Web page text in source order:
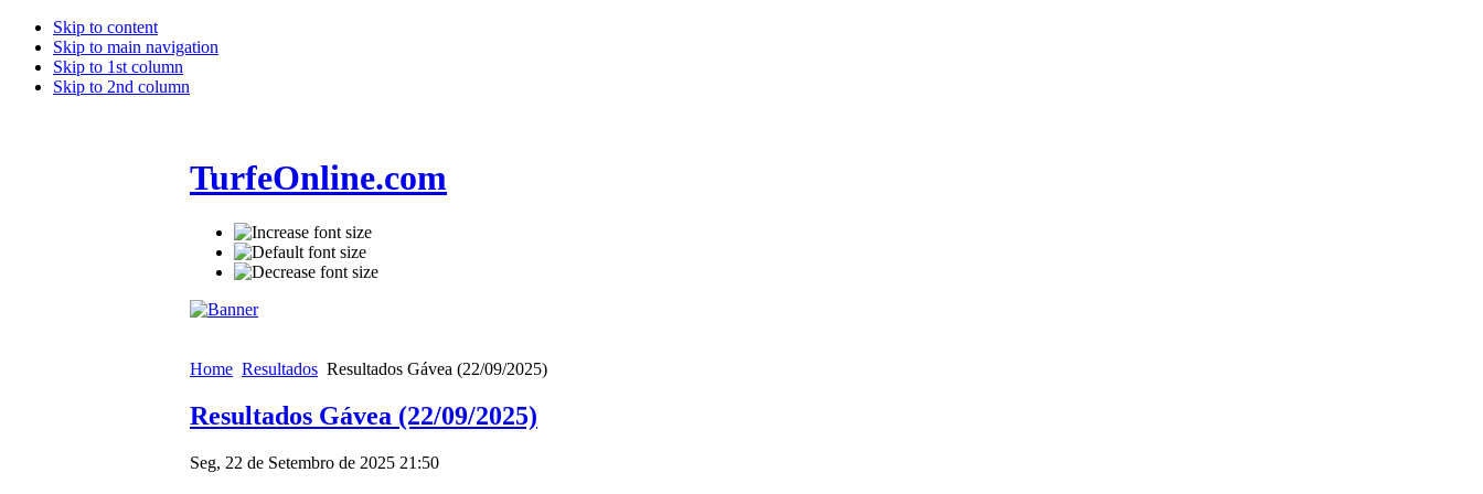
Skip to content
Skip to main navigation
Skip to 1st column
Skip to 2nd column
TurfeOnline.com
Home Resultados Resultados Gávea (22/09/2025)
Resultados Gávea (22/09/2025)
Seg, 22 de Setembro de 2025 21:50